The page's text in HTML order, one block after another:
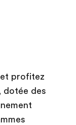
et profitez
dotée des